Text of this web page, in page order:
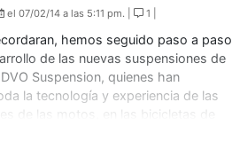
el 07/02/14 a las 5:11 pm. | 1 |
hemos seguido paso a paso
de las nuevas suspensiones de
Suspension, quienes han
la tecnología y experiencia de las
de las motos, en las bicicletas de